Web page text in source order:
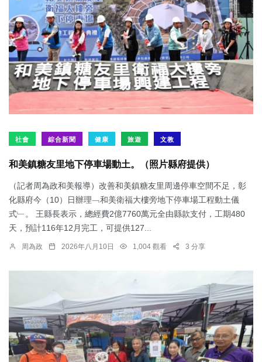
社會 綜合新聞 健康 旅遊 文教
和美鎮糖友里地下停車場動土。（照片縣府提供）
（記者周為政和美報導）改善和美鎮糖友里周邊停車空間不足，彰
化縣府今（10）日辦理﹁和美衛福大樓旁地下停車場工程動土儀
式﹂。 王縣長表示，總經費2億7760萬元全由縣款支付，工期480
天，預計116年12月完工，可提供127...
周為政 2026年八月10日 1,004 觀看 3 分享